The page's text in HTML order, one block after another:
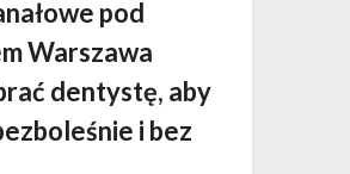
pod
Warszawa
dentystę, aby
i bez